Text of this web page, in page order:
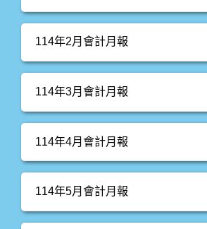
114年2月會計月報
114年3月會計月報
114年4月會計月報
114年5月會計月報